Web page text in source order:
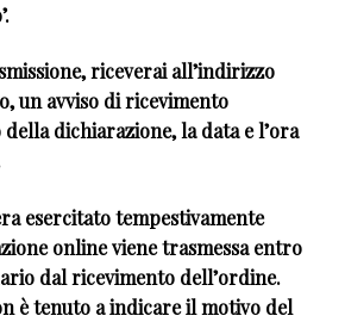
riceverai all’indirizzo
un avviso di ricevimento
dichiarazione, la data e l’ora
esercitato tempestivamente
online viene trasmessa entro
dal ricevimento dell’ordine.
è tenuto a indicare il motivo del